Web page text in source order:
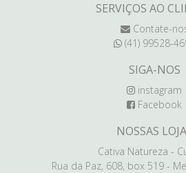
SERVIÇOS AO
Contate-
(41) 99528-
SIGA-NOS
instagram
Facebook
NOSSAS
Cativa Natureza -
Rua da Paz, 608, box 519 -